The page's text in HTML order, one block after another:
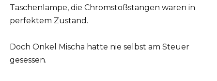
Taschenlampe, die Chromstoßstangen waren in
perfektem Zustand.
Doch Onkel Mischa hatte nie selbst am Steuer
gesessen.